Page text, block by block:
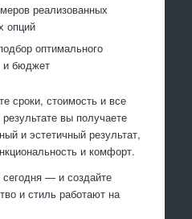
реализованных
опций
оптимального
и бюджет
сроки, стоимость и все
вы получаете
и эстетичный результат,
и комфорт.
— и создайте
и стиль работают на